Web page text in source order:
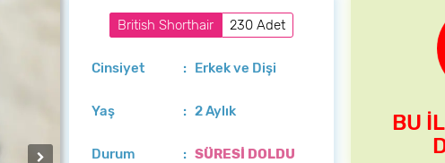
British Shorthair 230 Adet
Cinsiyet : Erkek ve Dişi
Yaş : 2 Aylık
Durum :SÜRESİ DOLDU
BU